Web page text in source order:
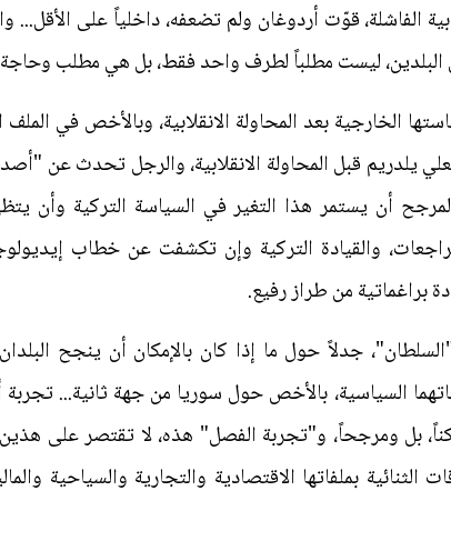
الفاشلة، قوّت أردوغان ولم تضعفه، داخلياً على الأقل...
البلدين، ليست مطلباً لطرف واحد فقط، بل هي مطلب وحاجة
الخارجية بعد المحاولة الانقلابية، وبالأخص في
يلدريم قبل المحاولة الانقلابية، والرجل تحدث عن
أن يستمر هذا التغير في السياسة التركية وأن
والقيادة التركية وإن تكشفت عن خطاب
براغماتية من طراز رفيع.
جدلاً حول ما إذا كان بالإمكان أن ينجح
السياسية، بالأخص حول سوريا من جهة ثانية...
بل ومرجحاً، و"تجربة الفصل" هذه، لا تقتصر على هذين
بملفاتها الاقتصادية والتجارية والسياحية